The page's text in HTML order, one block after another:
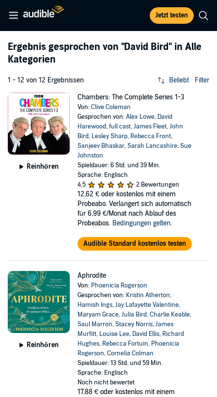
Jetzt testen
Ergebnis gesprochen von "David Bird" in Alle
Kategorien
1 - 12 von 12 Ergebnissen Beliebt Filter
Reinhören
Chambers: The Complete Series 1-3
Von:Clive Coleman
Gesprochen von:Alex Lowe, David
Harewood,full cast,James Fleet,John
Bird, Lesley Sharp, Rebecca Front,
Sanjeev Bhaskar,Sarah Lancashire,Sue
Johnston
Spieldauer: 6 Std. und 39 Min.
Sprache: Englisch
4,5
2 Bewertungen
12,62 € oder kostenlos mit einem
Probeabo. Verlängert sich automatisch
für 6,99 €/Monat nach Ablauf des
Probeabos. Bedingungen gelten.
Audible Standard kostenlos testen
Reinhören
Aphrodite
Von: Phoenicia Rogerson
Gesprochen von: Kristin Atherton,
Hamish Ings,Jay Lafayette Valentine,
Maryam Grace,Julia Bird,Charlie Keable,
Saul Marron,Stacey Norris,James
Murfitt, Louise Lee, David Ellis, Richard
Hughes, Rebecca Fortuin, Phoenicia
Rogerson,Cornelia Colman
Spieldauer: 13 Std. und 59 Min.
Sprache: Englisch
Noch nicht bewertet
17,88 € oder kostenlos mit einem